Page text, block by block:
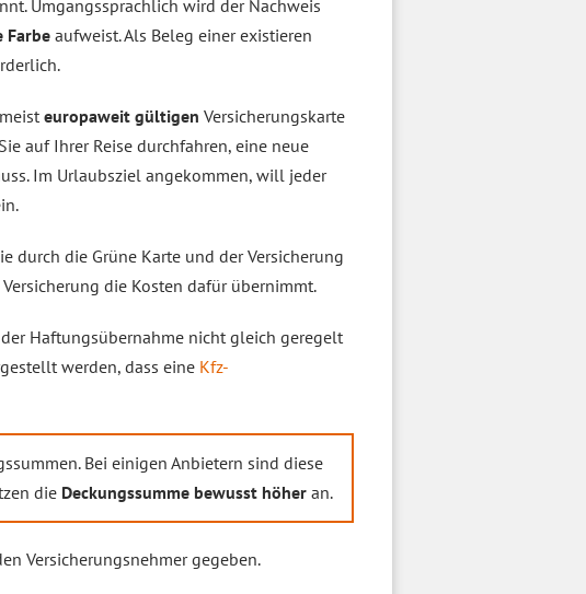
Umgangssprachlich wird der Nachweis
Farbe aufweist. Als Beleg einer existieren
europaweit gültigen Versicherungskarte
auf Ihrer Reise durchfahren, eine neue
Im Urlaubsziel angekommen, will jeder
durch die Grüne Karte und der Versicherung
die Kosten dafür übernimmt.
Haftungsübernahme nicht gleich geregelt
werden, dass eine Kfz-
Bei einigen Anbietern sind diese
die Deckungssumme bewusst höher an.
Versicherungsnehmer gegeben.